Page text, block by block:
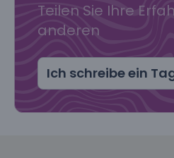
Teilen Sie Ihre
anderen
Ich schreibe ein